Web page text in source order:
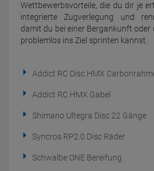
Wettbewerbsvorteile, die du dir je
integrierte Zugverlegung und
damit du bei einer Bergankunft oder
problemlos ins Ziel sprinten kannst.
Addict RC Disc HMX
Addict RC HMX Gabel
Shimano Ultegra Disc 22 Gänge
Syncros RP2.0 Disc Räder
Schwalbe ONE Bereifung